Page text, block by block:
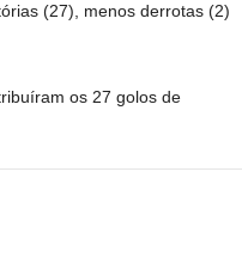
(27), menos derrotas (2)
os 27 golos de